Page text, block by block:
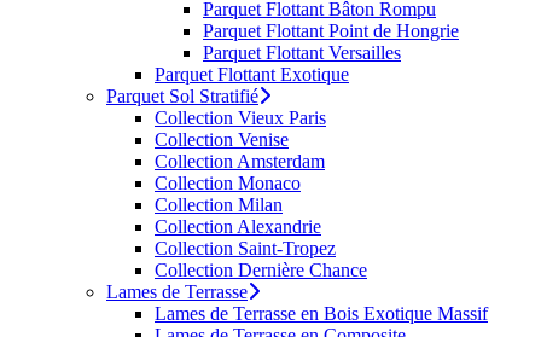
Parquet Flottant Bâton Rompu
Parquet Flottant Point de Hongrie
Parquet Flottant Versailles
Parquet Flottant Exotique
Parquet Sol Stratifié
Collection Vieux Paris
Collection Venise
Collection Amsterdam
Collection Monaco
Collection Milan
Collection Alexandrie
Collection Saint-Tropez
Collection Dernière Chance
Lames de Terrasse
Lames de Terrasse en Bois Exotique Massif